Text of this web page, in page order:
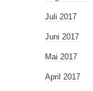
Juli 2017
Juni 2017
Mai 2017
April 2017